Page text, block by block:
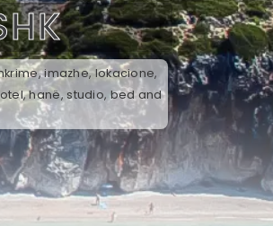
imazhe, lokacione,
hanë, studio, bed and